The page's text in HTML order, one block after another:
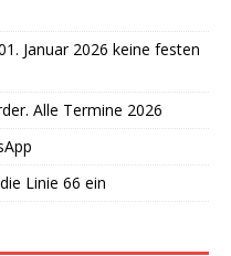
Januar 2026 keine festen
Alle Termine 2026
Linie 66 ein